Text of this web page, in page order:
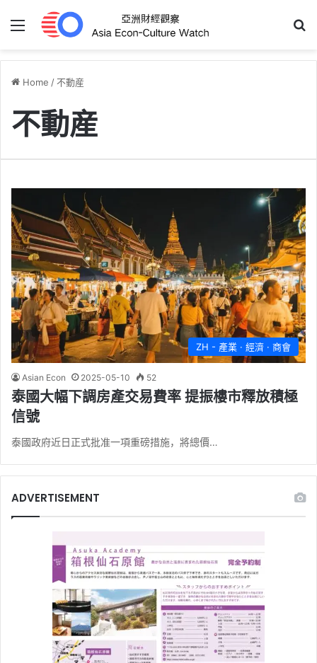
Menu
Home /不動産
不動産
ZH - 產業 · 經濟 · 商會
Asian Econ 2025-05-10 52
泰國大幅下調房產交易費率 提振樓市釋放積極
信號
泰國政府近日正式批准一項重磅措施，將總價…
ADVERTISEMENT